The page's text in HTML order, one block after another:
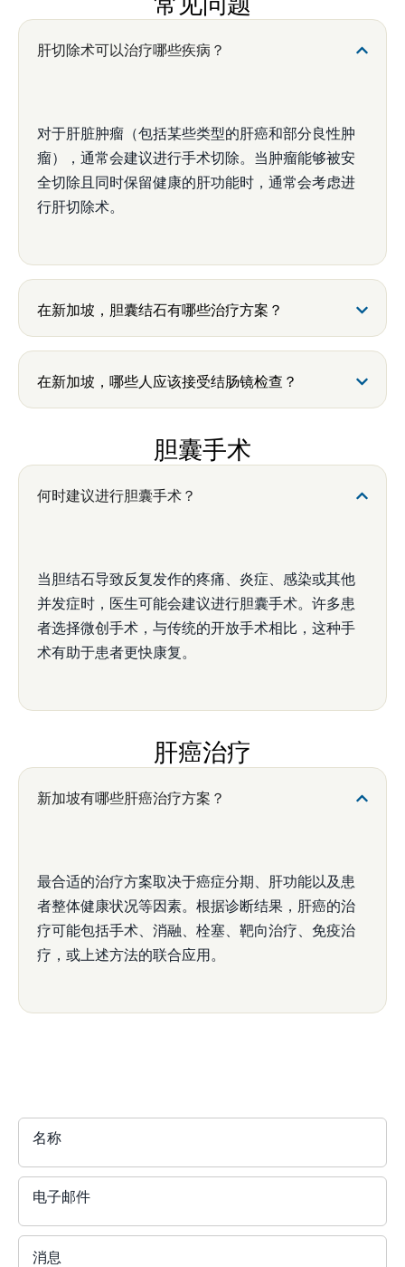
肝切除术可以治疗哪些疾病？
对于肝脏肿瘤（包括某些类型的肝癌和部分良性肿
瘤），通常会建议进行手术切除。当肿瘤能够被安
全切除且同时保留健康的肝功能时，通常会考虑进
行肝切除术。
在新加坡，胆囊结石有哪些治疗方案？
在新加坡，哪些人应该接受结肠镜检查？
胆囊手术
何时建议进行胆囊手术？
当胆结石导致反复发作的疼痛、炎症、感染或其他
并发症时，医生可能会建议进行胆囊手术。许多患
者选择微创手术，与传统的开放手术相比，这种手
术有助于患者更快康复。
肝癌治疗
新加坡有哪些肝癌治疗方案？
最合适的治疗方案取决于癌症分期、肝功能以及患
者整体健康状况等因素。根据诊断结果，肝癌的治
疗可能包括手术、消融、栓塞、靶向治疗、免疫治
疗，或上述方法的联合应用。
名称
电子邮件
消息